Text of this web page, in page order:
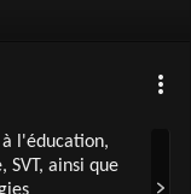
l'éducation,
SVT, ainsi que